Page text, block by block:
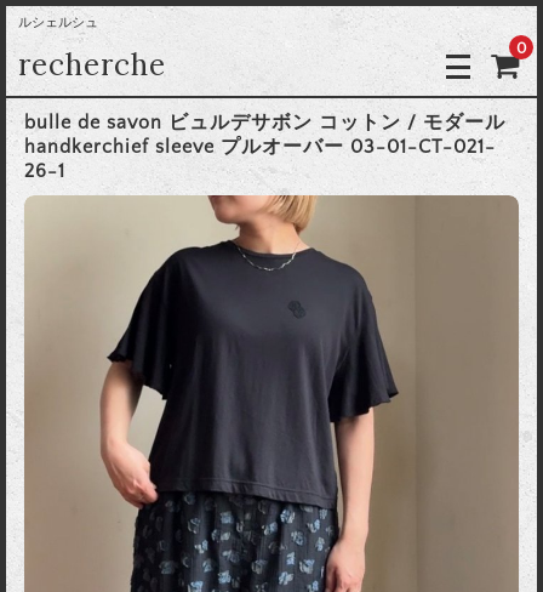
ルシェルシュ
recherche 0
bulle de savon ビュルデサボン コットン / モダール
handkerchief sleeve プルオーバー 03-01-CT-021-
26-1